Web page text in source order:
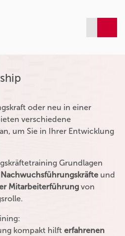
oder neu in einer
verschiedene
um Sie in Ihrer Entwicklung
Grundlagen
Nachwuchsführungskräfte und
Mitarbeiterführung von
kompakt hilft erfahrenen